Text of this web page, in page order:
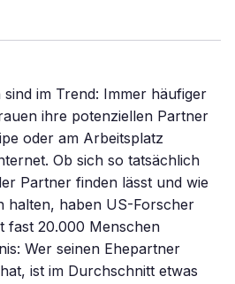
im Trend: Immer häufiger
ihre potenziellen Partner
oder am Arbeitsplatz
Ob sich so tatsächlich
Partner finden lässt und wie
halten, haben US-Forscher
fast 20.000 Menschen
Wer seinen Ehepartner
ist im Durchschnitt etwas